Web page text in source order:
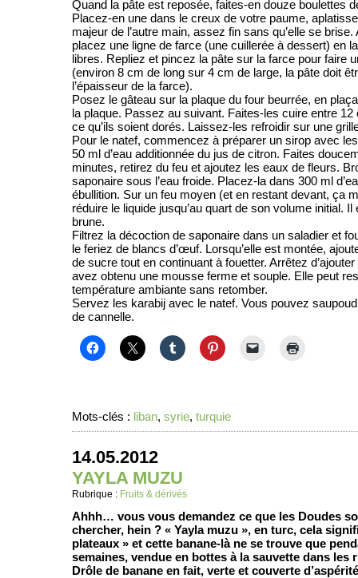
Quand la pâte est reposée, faites-en douze boulettes
Placez-en une dans le creux de votre paume,
majeur de l’autre main, assez fin sans qu’elle se
placez une ligne de farce (une cuillerée à dessert) en
libres. Repliez et pincez la pâte sur la farce pour faire
(environ 8 cm de long sur 4 cm de large, la pâte doit
l’épaisseur de la farce).
Posez le gâteau sur la plaque du four beurrée, en
la plaque. Passez au suivant. Faites-les cuire entre 12
ce qu’ils soient dorés. Laissez-les refroidir sur une
Pour le natef, commencez à préparer un sirop avec
50 ml d’eau additionnée du jus de citron. Faites
minutes, retirez du feu et ajoutez les eaux de fleurs.
saponaire sous l’eau froide. Placez-la dans 300 ml
ébullition. Sur un feu moyen (et en restant devant, ça
réduire le liquide jusqu’au quart de son volume initial.
brune.
Filtrez la décoction de saponaire dans un saladier et
le feriez de blancs d’œuf. Lorsqu’elle est montée,
de sucre tout en continuant à fouetter. Arrêtez
avez obtenu une mousse ferme et souple. Elle peut
température ambiante sans retomber.
Servez les karabij avec le natef. Vous pouvez
de cannelle.
Mots-clés : liban, syrie, turquie
14.05.2012
YAYLA MUZU
Rubrique : Fruits & dérivés
Ahhh… vous vous demandez ce que les Doudes
chercher, hein ? « Yayla muzu », en turc, cela
plateaux » et cette banane-là ne se trouve que
semaines, vendue en bottes à la sauvette dans les
Drôle de banane en fait, verte et couverte